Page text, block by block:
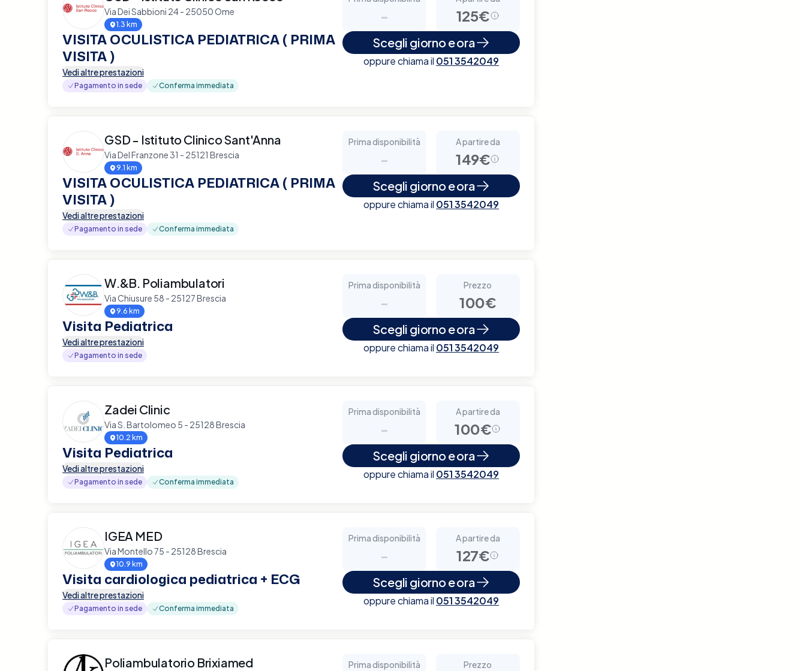
Via Dei Sabbioni 24 - 25050 Ome
1.3 km
VISITA OCULISTICA PEDIATRICA ( PRIMA
VISITA )
Vedi altre prestazioni
Pagamento in sede Conferma immediata
- 125€
Scegli giorno e ora
oppure chiama il 051 3542049
GSD - Istituto Clinico Sant'Anna
Via Del Franzone 31 - 25121 Brescia
9.1 km
VISITA OCULISTICA PEDIATRICA ( PRIMA
VISITA )
Vedi altre prestazioni
Pagamento in sede Conferma immediata
Prima disponibilità
-
A partire da
149€
Scegli giorno e ora
oppure chiama il 051 3542049
W.&B. Poliambulatori
Via Chiusure 58 - 25127 Brescia
9.6 km
Visita Pediatrica
Vedi altre prestazioni
Pagamento in sede
Prima disponibilità
-
Prezzo
100€
Scegli giorno e ora
oppure chiama il 051 3542049
Zadei Clinic
Via S. Bartolomeo 5 - 25128 Brescia
10.2 km
Visita Pediatrica
Vedi altre prestazioni
Pagamento in sede Conferma immediata
Prima disponibilità
-
A partire da
100€
Scegli giorno e ora
oppure chiama il 051 3542049
IGEA MED
Via Montello 75 - 25128 Brescia
10.9 km
Visita cardiologica pediatrica + ECG
Vedi altre prestazioni
Pagamento in sede Conferma immediata
Prima disponibilità
-
A partire da
127€
Scegli giorno e ora
oppure chiama il 051 3542049
Poliambulatorio Brixiamed Prima disponibilità Prezzo